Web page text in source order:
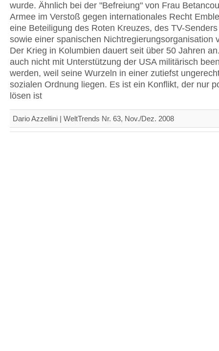
wurde. Ähnlich bei der "Befreiung" von Frau
Armee im Verstoß gegen internationales Recht
eine Beteiligung des Roten Kreuzes, des TV-
sowie einer spanischen Nichtregierungsorganisation
Der Krieg in Kolumbien dauert seit über 50 Jahren
auch nicht mit Unterstützung der USA militärisch
werden, weil seine Wurzeln in einer zutiefst
sozialen Ordnung liegen. Es ist ein Konflikt, der nur
lösen ist
Dario Azzellini | WeltTrends Nr. 63, Nov./Dez. 2008